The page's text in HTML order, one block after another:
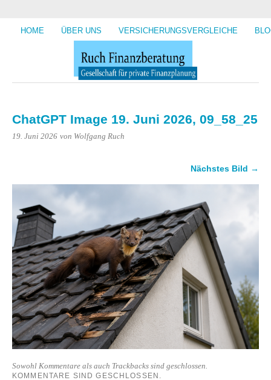
HOME ÜBER UNS VERSICHERUNGSVERGLEICHE
ChatGPT Image 19. Juni 2026, 09_58_25
19. Juni 2026 von Wolfgang Ruch
Nächstes Bild →
Sowohl Kommentare als auch Trackbacks sind geschlossen.
KOMMENTARE SIND GESCHLOSSEN.